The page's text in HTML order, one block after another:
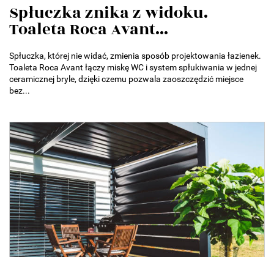
Spłuczka znika z widoku.
Toaleta Roca Avant...
Spłuczka, której nie widać, zmienia sposób projektowania łazienek.
Toaleta Roca Avant łączy miskę WC i system spłukiwania w jednej
ceramicznej bryle, dzięki czemu pozwala zaoszczędzić miejsce
bez...